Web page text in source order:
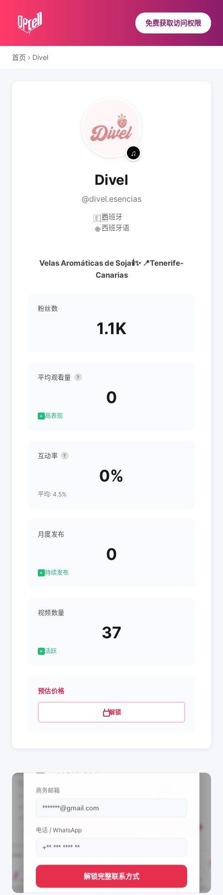
免费获取访问权限
首页 › Divel
Divel
@divel.esencias
🇪🇸西班牙
🌐 西班牙语
Velas Aromáticas de Soja🕯✨️ 📍Tenerife-
Canarias
粉丝数
1.1K
平均观看量 ?
0
高表现
互动率 ?
0%
平均: 4.5%
月度发布
0
持续发布
视频数量
37
活跃
预估价格
解锁
商务邮箱
电话 / WhatsApp
解锁完整联系方式